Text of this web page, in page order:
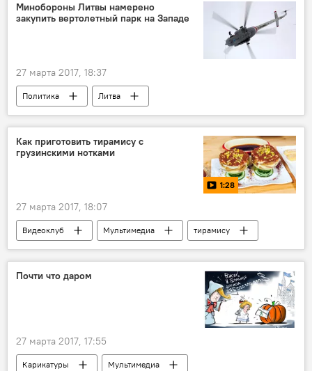
Минобороны Литвы намерено
закупить вертолетный парк на Западе
27 марта 2017, 18:37
Политика
Литва
Раймундас Кароблис
Минобороны Литвы
ВВС Литвы
вертолет
Скандал с ремонтом литовских вертолетов в России
Как приготовить тирамису с
грузинскими нотками
1:28
27 марта 2017, 18:07
Видеоклуб Мультимедиа
тирамису
рецепт
видео-рецепт
Почти что даром
27 марта 2017, 17:55
Карикатуры Мультимедиа